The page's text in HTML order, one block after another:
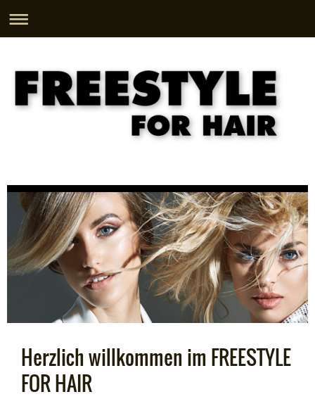
Herzlich willkommen im FREESTYLE
FOR HAIR